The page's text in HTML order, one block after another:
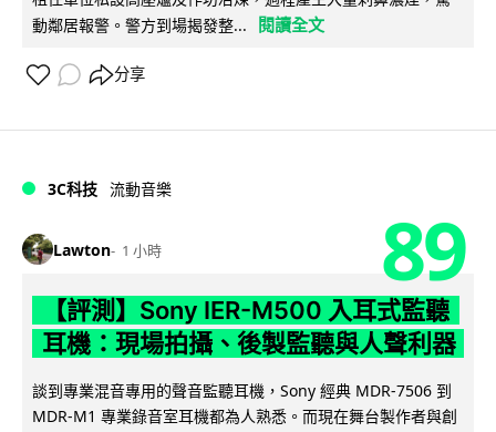
動鄰居報警。警方到場揭發整...
閱讀全文
分享
3C科技 流動音樂
Lawton 1 小時 89
【評測】Sony IER-M500 入耳式監聽
耳機：現場拍攝、後製監聽與人聲利器
談到專業混音專用的聲音監聽耳機，Sony 經典 MDR-7506 到
MDR-M1 專業錄音室耳機都為人熟悉。而現在舞台製作者與創